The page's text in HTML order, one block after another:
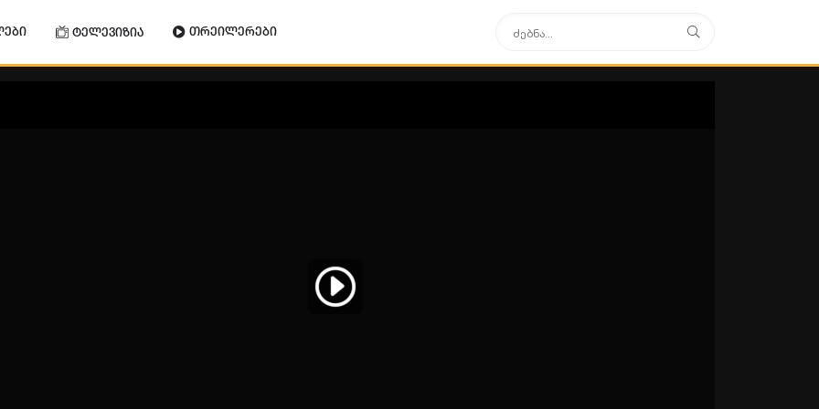
ტელევიზია თრეილერები